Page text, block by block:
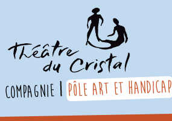
compagnie pôle art et handicap